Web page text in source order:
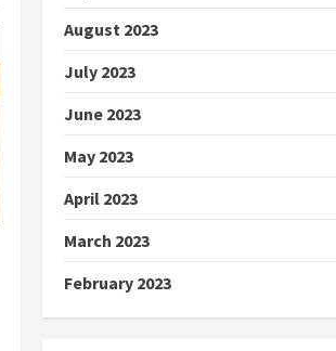
August 2023
July 2023
June 2023
May 2023
April 2023
March 2023
February 2023